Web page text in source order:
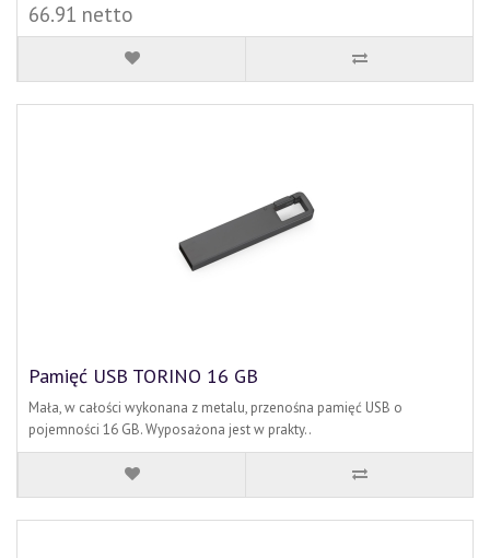
66.91 netto
Pamięć USB TORINO 16 GB
Mała, w całości wykonana z metalu, przenośna pamięć USB o
pojemności 16 GB. Wyposażona jest w prakty..